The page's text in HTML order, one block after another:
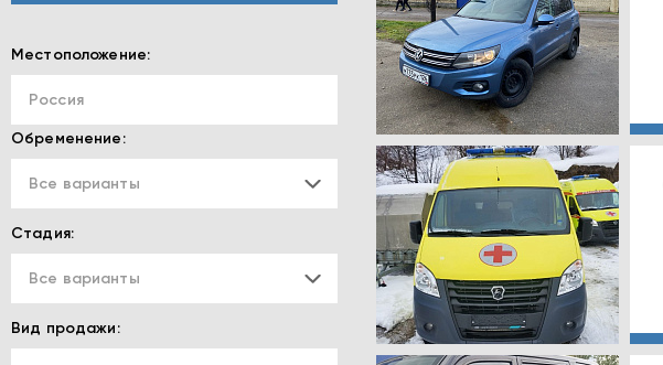
Местоположение:
Россия
Обременение:
Все варианты
Стадия:
Все варианты
Вид продажи: